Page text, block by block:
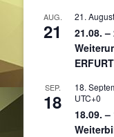
AUG.
21
21.
21.08.
ERFURT
SEP.
18
18.
UTC+0
18.09.